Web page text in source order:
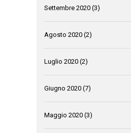
Settembre 2020 (3)
Agosto 2020 (2)
Luglio 2020 (2)
Giugno 2020 (7)
Maggio 2020 (3)